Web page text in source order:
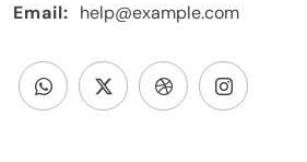
Email: help@example.com